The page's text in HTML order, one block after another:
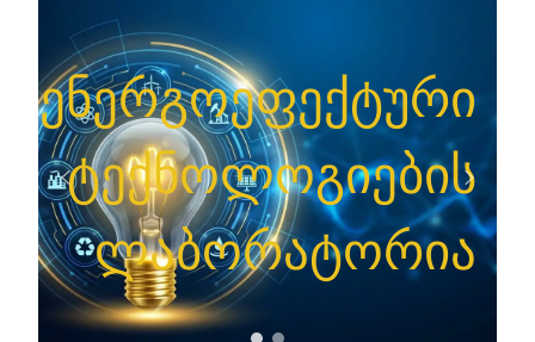
ენერგოეფექტური
ტექნოლოგიების
ლაბორატორია